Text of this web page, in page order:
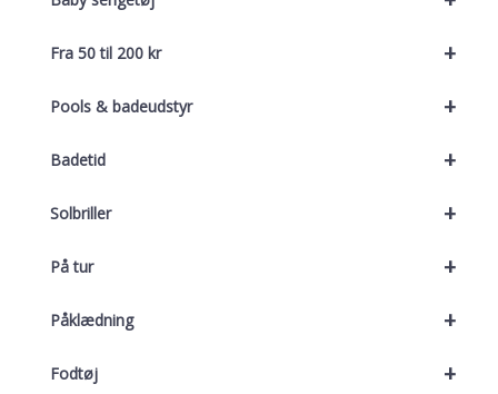
+
Fra 50 til 200 kr
+
Pools & badeudstyr
+
Badetid
+
Solbriller
+
På tur
+
Påklædning
+
Fodtøj